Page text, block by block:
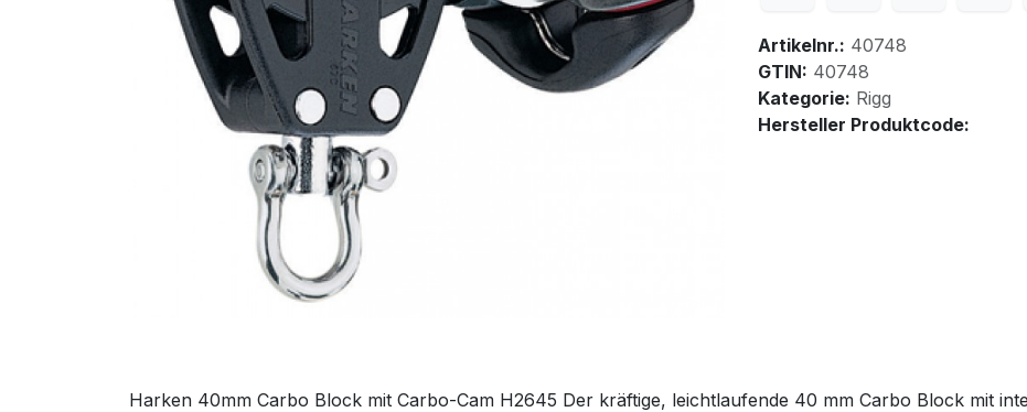
Artikelnr.: 40748
GTIN: 40748
Kategorie: Rigg
Hersteller Produktcode:
Harken 40mm Carbo Block mit Carbo-Cam H2645 Der kräftige, leichtlaufende 40 mm Carbo Block mit